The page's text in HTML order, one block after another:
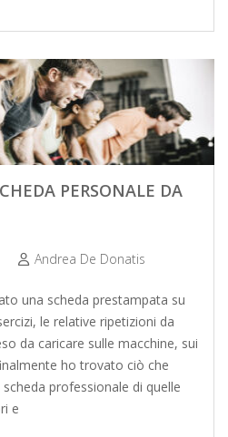
PERSONALE DA
Andrea De Donatis
una scheda prestampata su
le relative ripetizioni da
da caricare sulle macchine, sui
ho trovato ciò che
professionale di quelle
e